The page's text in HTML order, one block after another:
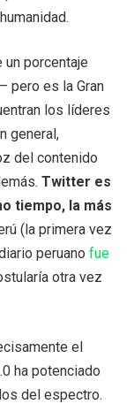
porcentaje
pero es la Gran
los líderes
general,
del contenido
Twitter es
tiempo, la más
(la primera vez
peruano fue
otra vez
el
ha potenciado
del espectro.